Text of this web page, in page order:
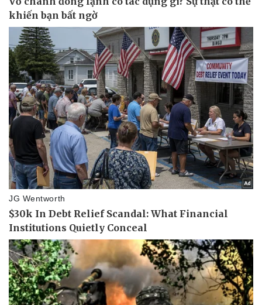
Pháp luật
Vụ án
Tin nóng
Tư vấn luật
Quân sự - Quốc phòng
Vũ khí
Việt Nam
Phân tích